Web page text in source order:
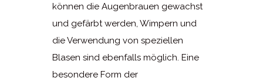
können die Augenbrauen gewachst
und gefärbt werden, Wimpern und
die Verwendung von speziellen
Blasen sind ebenfalls möglich. Eine
besondere Form der